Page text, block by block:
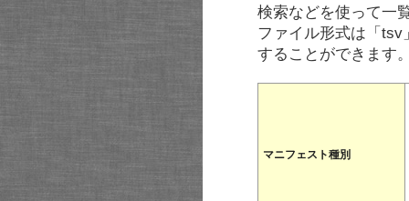
検索などを使って一
ファイル形式は「tsv
することができます
マニフェスト種別